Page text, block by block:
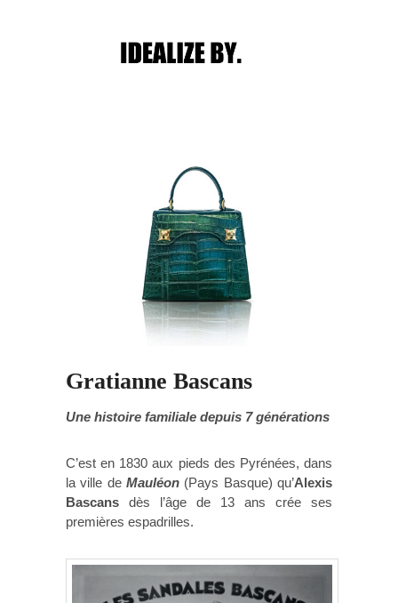
Gratianne Bascans
Une histoire familiale depuis 7 générations
C’est en 1830 aux pieds des Pyrénées, dans
la ville de Mauléon (Pays Basque) qu’Alexis
Bascans dès l’âge de 13 ans crée ses
premières espadrilles.